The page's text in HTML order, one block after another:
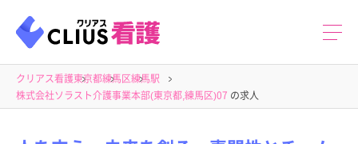
クリアス看護東京都練馬区練馬駅
株式会社ソラスト介護事業本部(東京都,練馬区)07 の求人